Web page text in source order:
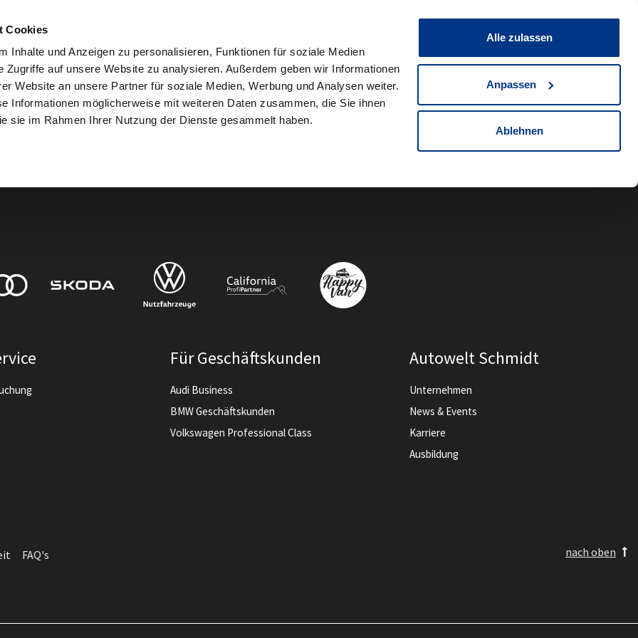
Cookies
Inhalte und Anzeigen zu personalisieren, Funktionen für soziale Medien
Zugriffe auf unsere Website zu analysieren. Außerdem geben wir Informationen
Website an unsere Partner für soziale Medien, Werbung und Analysen weiter.
Informationen möglicherweise mit weiteren Daten zusammen, die Sie ihnen
sie im Rahmen Ihrer Nutzung der Dienste gesammelt haben.
Alle zulassen
Anpassen
Ablehnen
Fahrzeug teilen Merkliste
Für Geschäftskunden
Audi Business
BMW Geschäftskunden
Volkswagen Professional Class
Autowelt Schmidt
Unternehmen
News & Events
Karriere
Ausbildung
FAQ's nach oben